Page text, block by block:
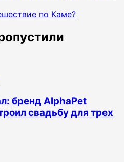
по Каме?
бренд AlphaPet
свадьбу для трех